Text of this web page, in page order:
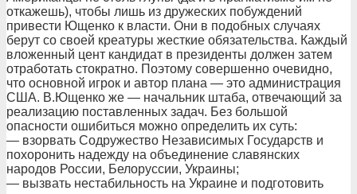
откажешь), чтобы лишь из дружеских побуждений
привести Ющенко к власти. Они в подобных случаях
берут со своей креатуры жесткие обязательства. Каждый
вложенный цент кандидат в президенты должен затем
отработать стократно. Поэтому совершенно очевидно,
что основной игрок и автор плана — это администрация
США. В.Ющенко же — начальник штаба, отвечающий за
реализацию поставленных задач. Без большой
опасности ошибиться можно определить их суть:
— взорвать Содружество Независимых Государств и
похоронить надежду на объединение славянских
народов России, Белоруссии, Украины;
— вызвать нестабильность на Украине и подготовить